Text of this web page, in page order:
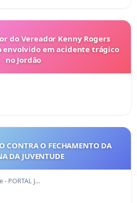
do Vereador Kenny Rogers
envolvido em acidente trágico
no Jordão
CONTRA O FECHAMENTO DA
DA JUVENTUDE
PORTAL J…